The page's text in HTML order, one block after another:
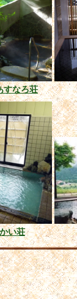
なろ荘
い荘